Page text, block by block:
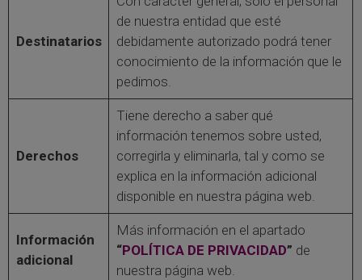
Destinatarios
de nuestra entidad que esté
debidamente autorizado podrá tener
conocimiento de la información que le
pedimos.
Derechos
Tiene derecho a saber qué
información tenemos sobre usted,
corregirla y eliminarla, tal y como se
explica en la información adicional
disponible en nuestra página web.
Información
adicional
Más información en el apartado
“POLÍTICA DE PRIVACIDAD” de
nuestra página web.